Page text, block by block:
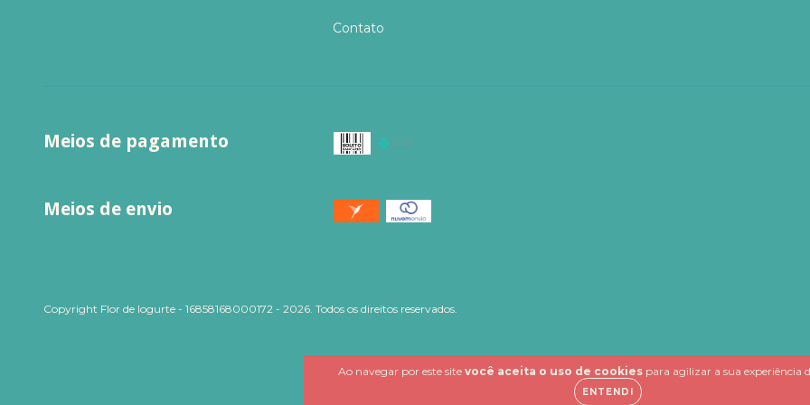
Ao navegar por este site você aceita o uso de cookiespara agilizar a sua experiência
ENTENDI
Contato
Meios de pagamento
Meios de envio
Copyright Flor de Iogurte - 16858168000172 - 2026. Todos os direitos reservados.